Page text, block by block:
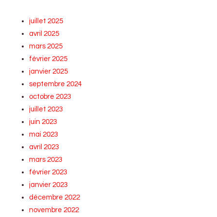
juillet 2025
avril 2025
mars 2025
février 2025
janvier 2025
septembre 2024
octobre 2023
juillet 2023
juin 2023
mai 2023
avril 2023
mars 2023
février 2023
janvier 2023
décembre 2022
novembre 2022